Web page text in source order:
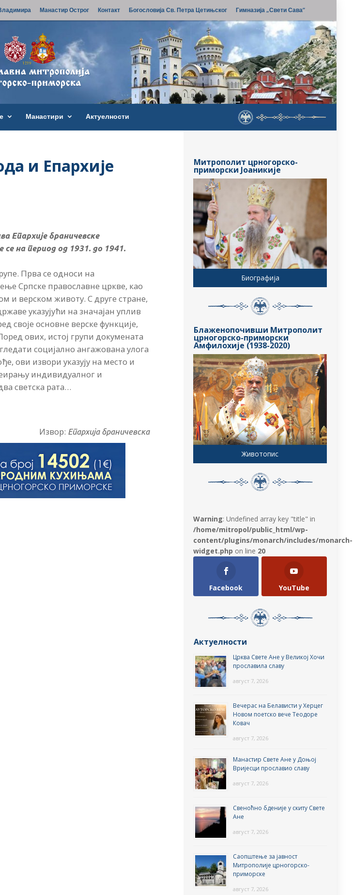
Манастир Острог Контакт Богословија Св. Петра Цетињског Гимназија „Свети Сава“
Манастири Актуелности
и Епархије
Епархије браничевске
се на период од 1931. до 1941.
Прва се односи на
Српске православне цркве, као
и верском животу. С друге стране,
указујући на значајан уплив
своје основне верске функције,
ових, истој групи докумената
социјално ангажована улога
ови извори указују на место и
индивидуалног и
светска рата…
Извор: Епархија браничевска
Митрополит црногорско-
приморски Јоаникије
Биографија
Блаженопочивши Митрополит
црногорско-приморски
Амфилохије (1938-2020)
Животопис
Warning: Undefined array key "title" in
/home/mitropol/public_html/wp-
content/plugins/monarch/includes/monarch-
widget.php on line 20
Facebook YouTube
Актуелности
Црква Свете Ане у Великој Хочи
прославила славу
август 7, 2026
Вечерас на Белависти у Херцег
Новом поетско вече Теодоре
Ковач
август 7, 2026
Манастир Свете Ане у Доњој
Вријесци прославио славу
август 7, 2026
Свеноћно бденије у скиту Свете
Ане
август 7, 2026
Саопштење за јавност
Митрополије црногорско-
приморске
август 7, 2026